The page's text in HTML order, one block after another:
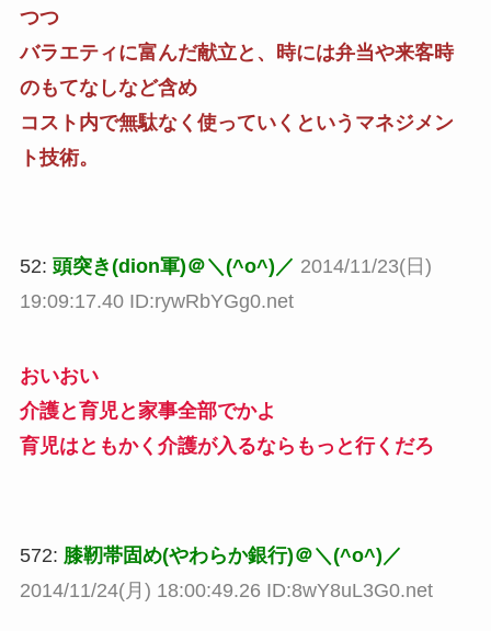
つつ
バラエティに富んだ献立と、時には弁当や来客時
のもてなしなど含め
コスト内で無駄なく使っていくというマネジメン
ト技術。
52: 頭突き(dion軍)＠＼(^o^)／ 2014/11/23(日)
19:09:17.40 ID:rywRbYGg0.net
おいおい
介護と育児と家事全部でかよ
育児はともかく介護が入るならもっと行くだろ
572: 膝靭帯固め(やわらか銀行)＠＼(^o^)／
2014/11/24(月) 18:00:49.26 ID:8wY8uL3G0.net